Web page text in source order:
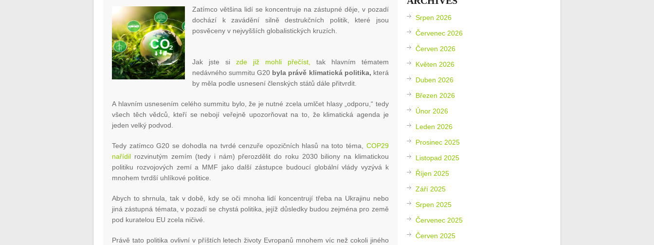
Zatímco většina lidí se koncentruje na zástupné děje, v pozadí
dochází k zavádění silně destrukčních politik, které jsou
posvěceny v nejvyšších globalistických kruzích.
Jak jste si zde již mohli přečíst,
tak hlavním tématem
nedávného summitu G20 byla právě klimatická politika, která
by měla podle usnesení členských států dále přitvrdit.
A hlavním usnesením celého summitu bylo, že je nutné zcela umlčet hlasy „odporu,“ tedy
všech těch vědců, kteří se nebojí veřejně upozorňovat na to, že klimatická agenda je
jeden velký podvod.
Tedy zatímco G20 se dohodla na tvrdé cenzuře opozičních hlasů na toto téma, COP29
nařídil rozvinutým zemím (tedy i nám) přerozdělit do roku 2030 biliony na klimatickou
politiku rozvojových zemí a MMF jako další zástupce budoucí globální vlády vyzývá k
mnohem tvrdší uhlíkové politice.
Abych to shrnula, tak v době, kdy se oči mnoha lidí koncentrují třeba na Ukrajinu nebo
jiná zástupná témata, v pozadí se chystá politika, jejíž důsledky budou zejména pro země
pod kuratelou EU zcela ničivé.
Právě tato politika ovlivní v příštích letech životy Evropanů mnohem víc než cokoli jiného
Srpen 2026
Červenec 2026
Červen 2026
Květen 2026
Duben 2026
Březen 2026
Únor 2026
Leden 2026
Prosinec 2025
Listopad 2025
Říjen 2025
Září 2025
Srpen 2025
Červenec 2025
Červen 2025